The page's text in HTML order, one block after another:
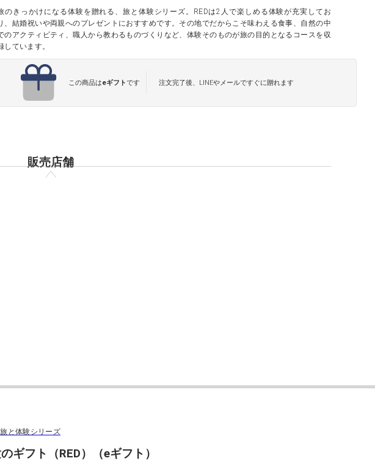
のきっかけになる体験を贈れる、旅と体験シリーズ。REDは2人で楽しめる体験が充実してお
、結婚祝いや両親へのプレゼントにおすすめです。その地でだからこそ味わえる食事、自然の中
のアクティビティ、職人から教わるものづくりなど、体験そのものが旅の目的となるコースを収
しています。
この商品はeギフトです 注文完了後、LINEやメールですぐに贈れます
販売店舗
旅と体験シリーズ
ギフト（RED）（eギフト）